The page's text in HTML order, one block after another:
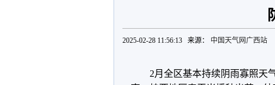
2025-02-28 11:56:13 来源： 中国天气网广西站
2月全区基本持续阴雨寡照天